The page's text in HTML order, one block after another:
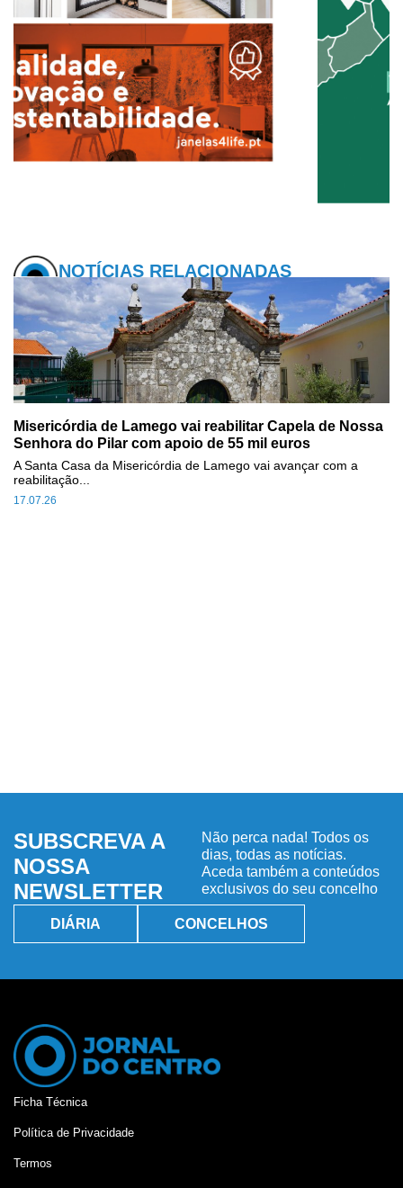
NOTÍCIAS RELACIONADAS
Misericórdia de Lamego vai reabilitar Capela de Nossa
Senhora do Pilar com apoio de 55 mil euros
17.07.26
A Santa Casa da Misericórdia de Lamego vai avançar com a
reabilitação...
SUBSCREVA A
NOSSA
NEWSLETTER
Não perca nada! Todos os
dias, todas as notícias.
Aceda também a conteúdos
exclusivos do seu concelho
DIÁRIA CONCELHOS
Ficha Técnica
Política de Privacidade
Termos